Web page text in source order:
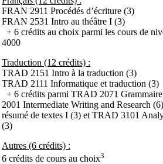
FRAN 2911 Procédés d’écriture (3)
FRAN 2531 Intro au théâtre I (3)
+ 6 crédits au choix parmi les cours de
4000
Traduction (12 crédits) :
TRAD 2151 Intro à la traduction (3)
TRAD 2111 Informatique et traduction (3)
+ 6 crédits parmi TRAD 2071
2001 Intermediate Writing and Research
résumé de textes I (3) et TRAD 3101
(3)
Autres (6 crédits) :
6 crédits de cours au choix3